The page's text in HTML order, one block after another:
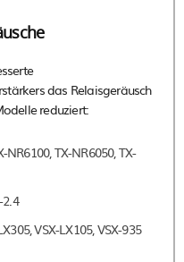
das Relaisgeräusch
reduziert:
NR6100, TX-NR6050, TX-
VSX-LX105, VSX-935